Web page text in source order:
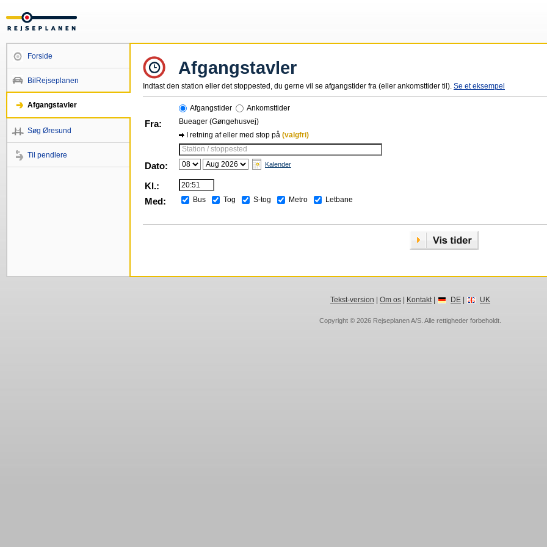
Forside
BilRejseplanen
Afgangstavler
Søg Øresund
Til pendlere
Afgangstavler
Indtast den station eller det stoppested, du gerne vil se afgangstider fra (eller ankomsttider til). Se et eksempel
Afgangstider Ankomsttider
Fra:
Bueager (Gøngehusvej)
I retning af eller med stop på (valgfri)
Station / stoppested
Dato: Kalender
Kl.:
Med:
Bus Tog S-tog Metro Letbane
Tekst-version Om os| Kontakt| DE| UK
Copyright © 2026 Rejseplanen A/S . Alle rettigheder forbeholdt.